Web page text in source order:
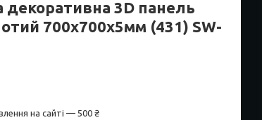
3D панель
700x700x5мм (431) SW-
на сайті — 500 ₴